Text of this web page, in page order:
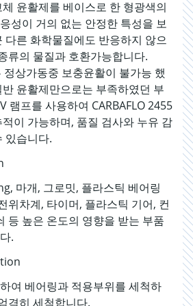
윤활제를 베이스로 한 형광색의
성이 거의 없는 안정한 특성을 보
다른 화학물질에도 반응하지 않으
류의 물질과 호환가능합니다.
정상가동중 보충윤활이 불가능 했
윤활제만으로는 부족하였던 부
램프를 사용하여 CARBAFLO 2455
이 가능하며, 품질 검사와 누유 감
있습니다.
마개, 그로밋, 플라스틱 베어링
위차계, 타이머, 플라스틱 기어, 컨
등 높은 온도의 영향을 받는 부품
.
여 베어링과 적용부위를 세척하
격히 세척합니다.